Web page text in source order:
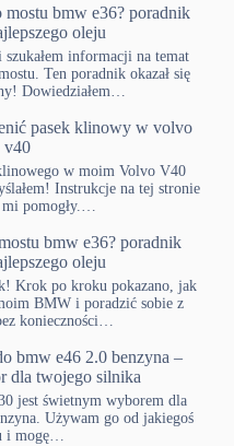
mostu bmw e36? poradnik
oleju
informacji na temat
Ten poradnik okazał się
Dowiedziałem…
pasek klinowy w volvo
v40
w moim Volvo V40
Instrukcje na tej stronie
mi pomogły.…
bmw e36? poradnik
oleju
Krok po kroku pokazano, jak
BMW i poradzić sobie z
konieczności…
bmw e46 2.0 benzyna –
dla twojego silnika
jest świetnym wyborem dla
Używam go od jakiegoś
i mogę…